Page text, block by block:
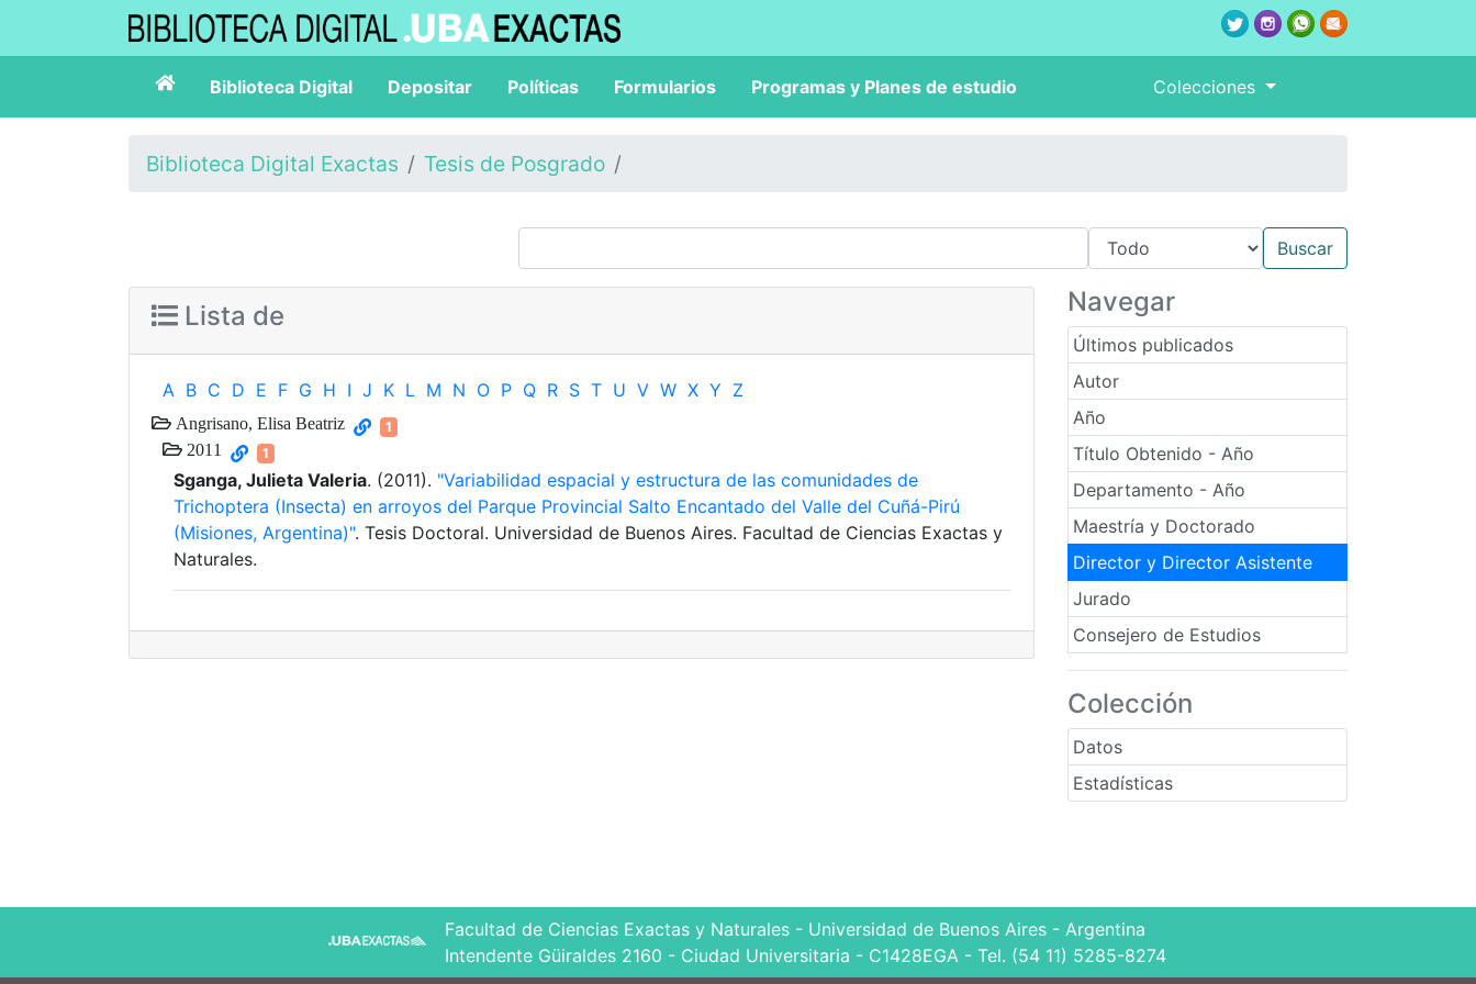
Biblioteca Digital Depositar Políticas Formularios Programas y Planes de estudio Colecciones
Biblioteca Digital Exactas Tesis de Posgrado
Navegar
Últimos publicados
Autor
Año
Título Obtenido - Año
Departamento - Año
Maestría y Doctorado
Director y Director Asistente
Jurado
Consejero de Estudios
Colección
Datos
Estadísticas
Lista de
A B C D E F G H I J K L M N O P Q R S T U V W X Y Z
Angrisano, Elisa Beatriz 1
2011 1
Sganga, Julieta Valeria. (2011). "Variabilidad espacial y estructura de las comunidades de
Trichoptera (Insecta) en arroyos del Parque Provincial Salto Encantado del Valle del Cuñá-Pirú
(Misiones, Argentina)". Tesis Doctoral. Universidad de Buenos Aires. Facultad de Ciencias Exactas y
Naturales.
Facultad de Ciencias Exactas y Naturales - Universidad de Buenos Aires - Argentina
Intendente Güiraldes 2160 - Ciudad Universitaria - C1428EGA - Tel. (54 11) 5285-8274